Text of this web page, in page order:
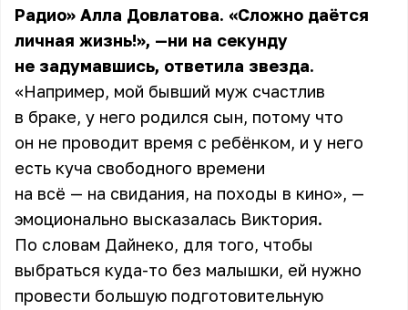
Радио» Алла Довлатова. «Сложно даётся
личная жизнь!», —ни на секунду
не задумавшись, ответила звезда.
«Например, мой бывший муж счастлив
в браке, у него родился сын, потому что
он не проводит время с ребёнком, и у него
есть куча свободного времени
на всё — на свидания, на походы в кино», —
эмоционально высказалась Виктория.
По словам Дайнеко, для того, чтобы
выбраться куда-то без малышки, ей нужно
провести большую подготовительную